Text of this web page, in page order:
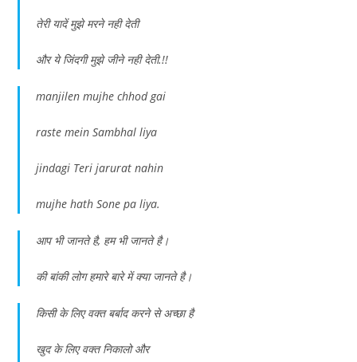
तेरी यादें मुझे मरने नही देती
और ये जिंदगी मुझे जीने नही देती.!!
manjilen mujhe chhod gai
raste mein Sambhal liya
jindagi Teri jarurat nahin
mujhe hath Sone pa liya.
आप भी जानते है, हम भी जानते है।
की बांकी लोग हमारे बारे में क्या जानते है।
किसी के लिए वक्त बर्बाद करने से अच्छा है
खुद के लिए वक्त निकालो और